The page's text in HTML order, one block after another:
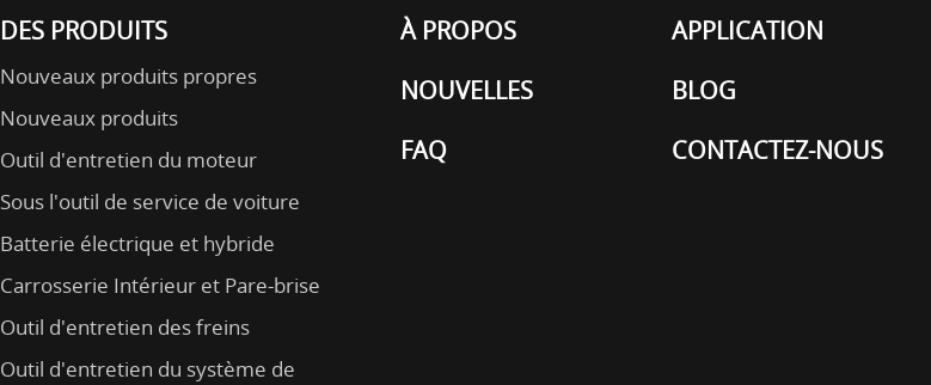
DES PRODUITS
Nouveaux produits propres
Nouveaux produits
Outil d'entretien du moteur
Sous l'outil de service de voiture
Batterie électrique et hybride
Carrosserie Intérieur et Pare-brise
Outil d'entretien des freins
Outil d'entretien du système de
À PROPOS
APPLICATION
NOUVELLES
BLOG
FAQ
CONTACTEZ-NOUS